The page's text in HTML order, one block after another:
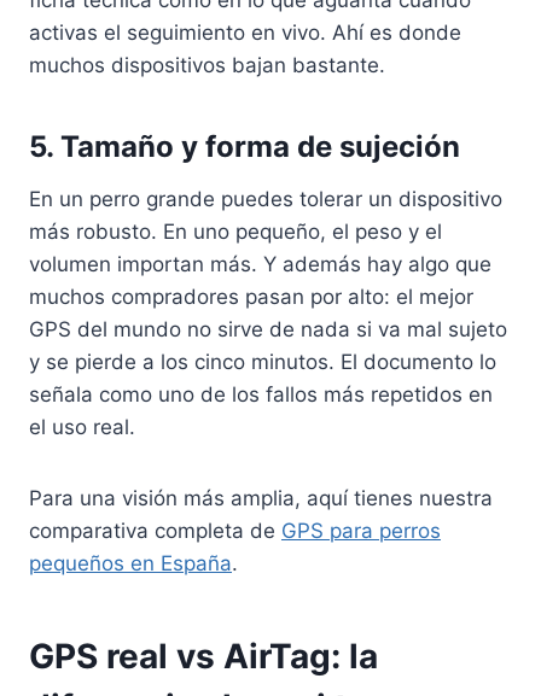
activas el seguimiento en vivo. Ahí es donde
muchos dispositivos bajan bastante.
5. Tamaño y forma de sujeción
En un perro grande puedes tolerar un dispositivo
más robusto. En uno pequeño, el peso y el
volumen importan más. Y además hay algo que
muchos compradores pasan por alto: el mejor
GPS del mundo no sirve de nada si va mal sujeto
y se pierde a los cinco minutos. El documento lo
señala como uno de los fallos más repetidos en
el uso real.
Para una visión más amplia, aquí tienes nuestra
comparativa completa de GPS para perros
pequeños en España.
GPS real vs AirTag: la